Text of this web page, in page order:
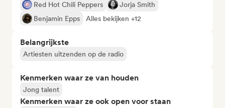
Red Hot Chili Peppers
Jorja Smith
Benjamin Epps
Alles bekijken +12
Belangrijkste
Artiesten uitzenden op de radio
Kenmerken waar ze van houden
Jong talent
Kenmerken waar ze ook open voor staan